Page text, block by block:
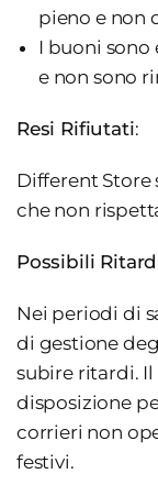
pieno e non
I buoni
e non sono
Resi Rifiutati:
Different Store
che non
Possibili
Nei periodi di
di gestione
subire ritardi. Il
disposizione
corrieri non
festivi.